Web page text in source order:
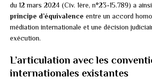
du 12 mars 2024 (Civ. 1ère, n°23-15.789) a
principe d’équivalence entre un accord
médiation internationale et une décision
exécution.
L’articulation avec les
internationales existantes